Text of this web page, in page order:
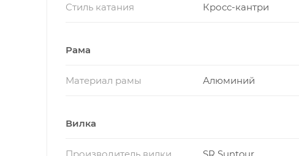
Стиль катания Кросс-кантри
Рама
Материал рамы Алюминий
Вилка
Производитель вилки SR Suntour